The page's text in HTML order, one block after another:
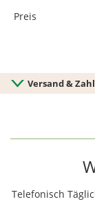
Preis
Versand &
Telefonisch